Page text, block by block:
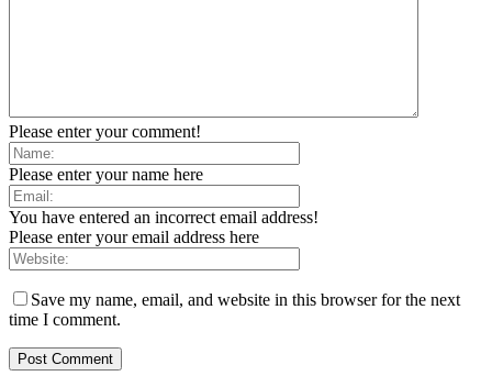
Please enter your comment!
Please enter your name here
You have entered an incorrect email address!
Please enter your email address here
Save my name, email, and website in this browser for the next
time I comment.